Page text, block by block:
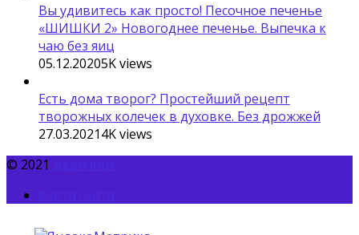
Вы удивитесь как просто! Песочное печенье
«ШИШКИ 2» Новогоднее печенье. Выпечка к
чаю без яиц
05.12.20205Kviews
Есть дома творог? Простейший рецепт
творожных колечек в духовке. Без дрожжей
27.03.20214Kviews
© 2021